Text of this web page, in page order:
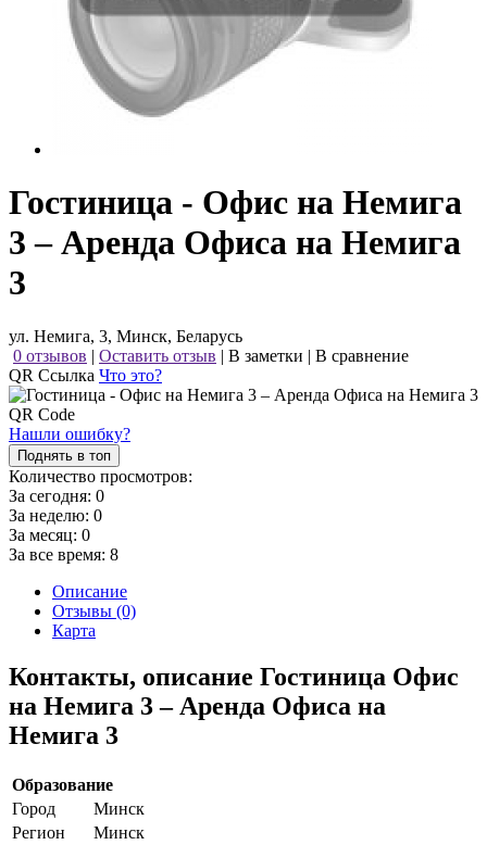
Гостиница - Офис на Немига
3 – Аренда Офиса на Немига
3
ул. Немига, 3, Минск, Беларусь
0 отзывов | Оставить отзыв | В заметки | В сравнение
QR Ссылка Что это?
Нашли ошибку?
Поднять в топ
Количество просмотров:
За сегодня: 0
За неделю: 0
За месяц: 0
За все время: 8
Описание
Отзывы (0)
Карта
Контакты, описание Гостиница Офис
на Немига 3 – Аренда Офиса на
Немига 3
Образование
Город
Минск
Регион
Минск